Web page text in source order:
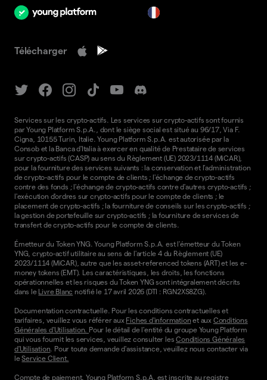
Télécharger
Services sur les crypto-actifs. Les services sur crypto-actifs sont fournis
par Young Platform S.p.A., dont le siège social est situé au 96/17, Via F.
Cigna, 10155 Turin, Italie. Young Platform S.p.A. est autorisée par la
Consob et la Banca d'Italia à exercer en qualité de Prestataire de services
sur crypto-actifs (CASP) au sens du Règlement (UE) 2023/1114 (MiCAR),
pour la fourniture des services suivants : la conservation et l'administration
de crypto-actifs pour le compte de clients ; l'échange de crypto-actifs
contre des fonds ; l'échange de crypto-actifs contre d'autres crypto-actifs ;
l'exécution d'ordres sur crypto-actifs pour le compte de clients ; le
placement de crypto-actifs ; la fourniture de conseils sur les crypto-actifs ;
la gestion de portefeuille sur crypto-actifs ; la fourniture de services de
transfert de crypto-actifs pour le compte de clients.
Émetteur du Token YNG. Young Platform S.p.A. est l'émetteur du Token
YNG, crypto-actif utilitaire au sens de l'article 4 du Règlement (UE)
2023/1114 (MiCAR), autre que les asset-referenced tokens (ART) et les e-
money tokens (EMT). Les caractéristiques, les droits, les fonctions
opérationnelles et les risques du Token YNG sont intégralement décrits
dans le Livre Blanc notifié le 17 avril 2026 (DTI : RGN2XS8ZG).
Documentation contractuelle. Pour les conditions contractuelles et
tarifaires, veuillez vous référer aux Fiches d'information et aux Conditions
Générales d'Utilisation. Pour le détail de l'entité du groupe Young Platform
qui vous fournit les services, veuillez consulter lesConditions Générales
d'Utilisation. Pour toute demande d'assistance, veuillez nous contacter via
leService Client.
Compte de paiement. Young Platform S.p.A. est inscrite au registre